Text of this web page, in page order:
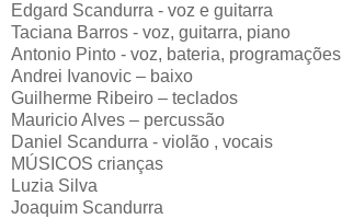
Edgard Scandurra - voz e guitarra
Taciana Barros - voz, guitarra, piano
Antonio Pinto - voz, bateria, programações
Andrei Ivanovic – baixo
Guilherme Ribeiro – teclados
Mauricio Alves – percussão
Daniel Scandurra - violão , vocais
MÚSICOS crianças
Luzia Silva
Joaquim Scandurra